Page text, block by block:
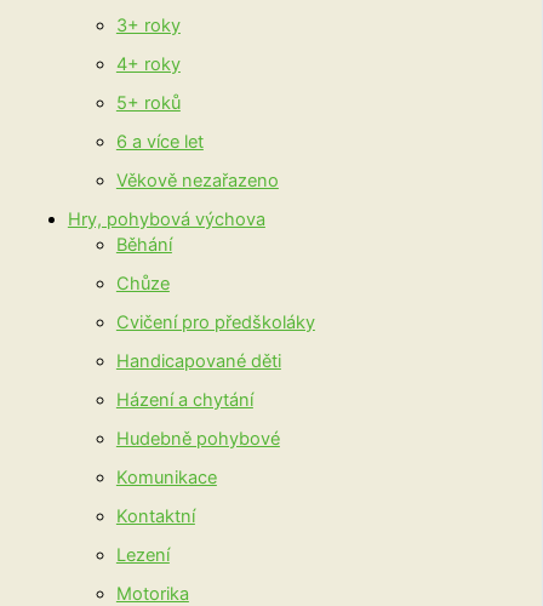
3+ roky
4+ roky
5+ roků
6 a více let
Věkově nezařazeno
Hry, pohybová výchova
Běhání
Chůze
Cvičení pro předškoláky
Handicapované děti
Házení a chytání
Hudebně pohybové
Komunikace
Kontaktní
Lezení
Motorika